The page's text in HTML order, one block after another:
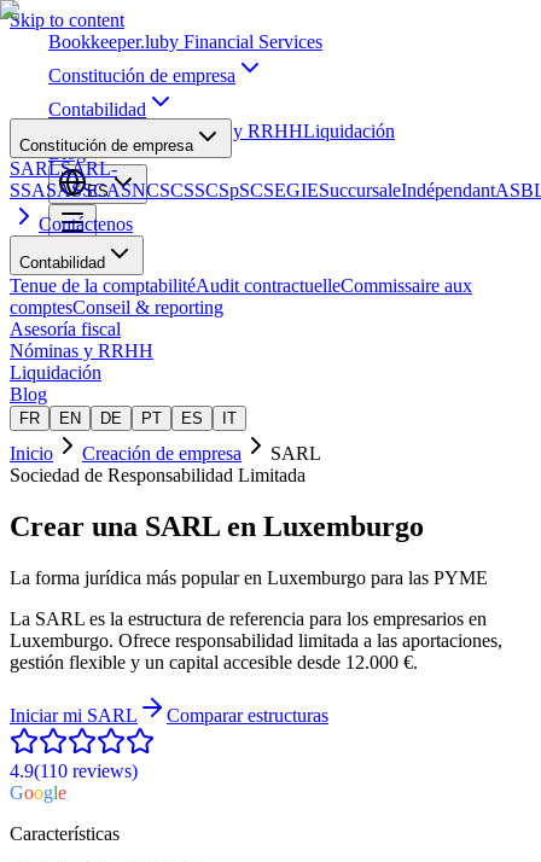
Skip to content
Bookkeeper.luby Financial Services
Constitución de empresa
Contabilidad
Nóminas y RRHHLiquidación
Blog
ES
Constitución de empresa
SARLSARL-
SSASASSCASNCSCSSCSpSCSEGIESuccursaleIndépendant
Contáctenos
Contabilidad
Tenue de la comptabilitéAudit contractuelleCommissaire aux
comptesConseil & reporting
Asesoría fiscal
Nóminas y RRHH
Liquidación
Blog
FR EN DE PT ES IT
Inicio Creación de empresa
SARL
Sociedad de Responsabilidad Limitada
Crear una SARL en Luxemburgo
La forma jurídica más popular en Luxemburgo para las PYME
La SARL es la estructura de referencia para los empresarios en
Luxemburgo. Ofrece responsabilidad limitada a las aportaciones,
gestión flexible y un capital accesible desde 12.000 €.
Iniciar mi SARL Comparar estructuras
4.9(110 reviews)
Google
Características